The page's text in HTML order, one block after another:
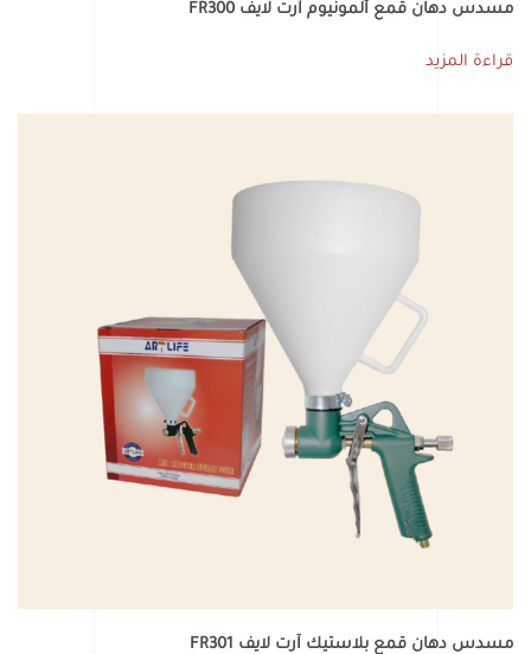
مسدس دهان قمع ألمونيوم آرت لايف FR300
قراءة المزيد
مسدس دهان قمع بلاستيك آرت لايف FR301